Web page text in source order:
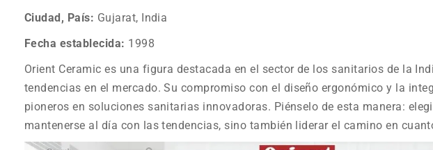
Ciudad, País: Gujarat, India
Fecha establecida: 1998
Orient Ceramic es una figura destacada en el sector de los sanitarios de la
tendencias en el mercado. Su compromiso con el diseño ergonómico y la
pioneros en soluciones sanitarias innovadoras. Piénselo de esta manera:
mantenerse al día con las tendencias, sino también liderar el camino en